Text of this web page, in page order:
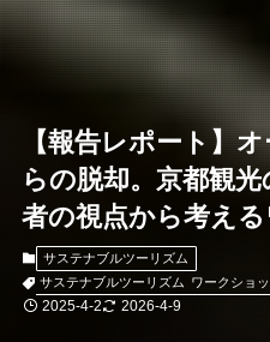
【報告レポート】
らの脱却。京都観
者の視点から考え
サステナブルツーリズム
サステナブルツーリズム ワークショ
2025-4-2 2026-4-9